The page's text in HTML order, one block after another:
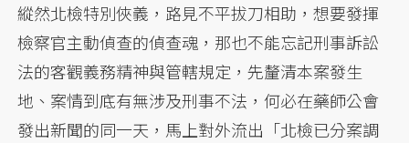
縱然北檢特別俠義，路見不平拔刀相助，想要發揮
檢察官主動偵查的偵查魂，那也不能忘記刑事訴訟
法的客觀義務精神與管轄規定，先釐清本案發生
地、案情到底有無涉及刑事不法，何必在藥師公會
發出新聞的同一天，馬上對外流出「北檢已分案調